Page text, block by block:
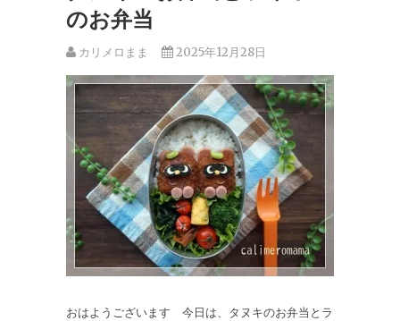
のお弁当
カリメロまま 2025年12月28日
おはようございます 今日は、タヌキのお弁当とラ